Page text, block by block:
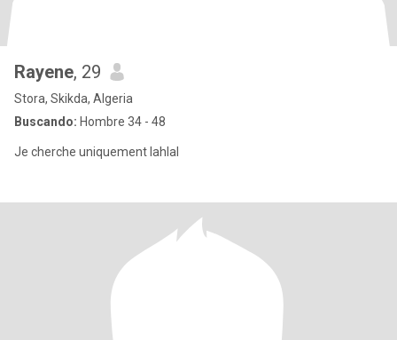
Rayene, 29
Stora, Skikda, Algeria
Buscando: Hombre 34 - 48
Je cherche uniquement lahlal